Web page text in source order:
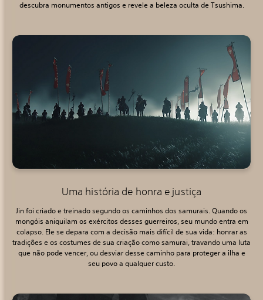
descubra monumentos antigos e revele a beleza oculta de Tsushima.
Uma história de honra e justiça
Jin foi criado e treinado segundo os caminhos dos samurais. Quando os
mongóis aniquilam os exércitos desses guerreiros, seu mundo entra em
colapso. Ele se depara com a decisão mais difícil de sua vida: honrar as
tradições e os costumes de sua criação como samurai, travando uma luta
que não pode vencer, ou desviar desse caminho para proteger a ilha e
seu povo a qualquer custo.